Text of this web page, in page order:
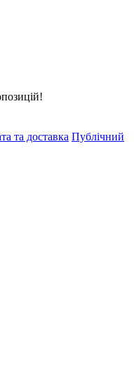
та доставка Публічний